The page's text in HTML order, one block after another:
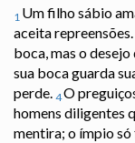
1 Um filho sábio
aceita repreensões.
boca, mas o
sua boca guarda
perde. 4O
homens diligentes
mentira; o ímpio só